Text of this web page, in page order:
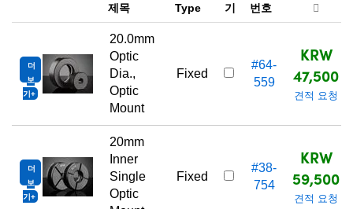
제목 Type
기
번호
더
보
기
20.0mm
Optic
Dia.,
Optic
Mount
Fixed
#64-
559
KRW
47,500
견적 요청
더
보
기
20mm
Inner
Single
Optic
Fixed
#38-
754
KRW
59,500
견적 요청